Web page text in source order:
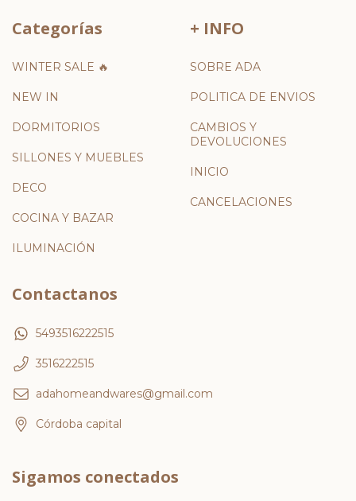
Categorías
WINTER SALE 🔥
NEW IN
DORMITORIOS
SILLONES Y MUEBLES
DECO
COCINA Y BAZAR
ILUMINACIÓN
+ INFO
SOBRE ADA
POLITICA DE ENVIOS
CAMBIOS Y
DEVOLUCIONES
INICIO
CANCELACIONES
Contactanos
5493516222515
3516222515
adahomeandwares@gmail.com
Córdoba capital
Sigamos conectados